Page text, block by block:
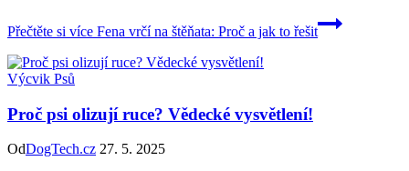
Přečtěte si více Fena vrčí na štěňata: Proč a jak to řešit
Výcvik Psů
Proč psi olizují ruce? Vědecké vysvětlení!
OdDogTech.cz 27. 5. 2025